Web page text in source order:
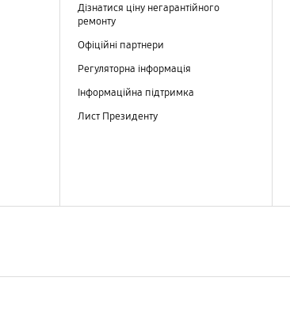
Дізнатися ціну негарантійного
ремонту
Офіційні партнери
Регуляторна інформація
Інформаційна підтримка
Лист Президенту